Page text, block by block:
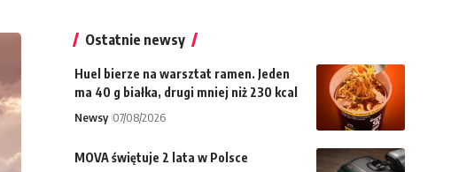
Ostatnie newsy
Huel bierze na warsztat ramen. Jeden
ma 40 g białka, drugi mniej niż 230 kcal
Newsy 07/08/2026
MOVA świętuje 2 lata w Polsce